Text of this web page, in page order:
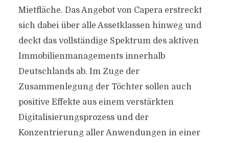
Mietfläche. Das Angebot von Capera erstreckt
sich dabei über alle Assetklassen hinweg und
deckt das vollständige Spektrum des aktiven
Immobilienmanagements innerhalb
Deutschlands ab. Im Zuge der
Zusammenlegung der Töchter sollen auch
positive Effekte aus einem verstärkten
Digitalisierungsprozess und der
Konzentrierung aller Anwendungen in einer